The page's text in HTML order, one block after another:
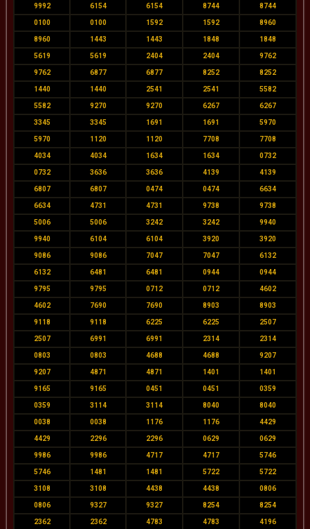
9992 6154 6154 8744 8744
0100 0100 1592 1592 8960
8960 1443 1443 1848 1848
5619 5619 2404 2404 9762
9762 6877 6877 8252 8252
1440 1440 2541 2541 5582
5582 9270 9270 6267 6267
3345 3345 1691 1691 5970
5970 1120 1120 7708 7708
4034 4034 1634 1634 0732
0732 3636 3636 4139 4139
6807 6807 0474 0474 6634
6634 4731 4731 9738 9738
5006 5006 3242 3242 9940
9940 6104 6104 3920 3920
9086 9086 7047 7047 6132
6132 6481 6481 0944 0944
9795 9795 0712 0712 4602
4602 7690 7690 8903 8903
9118 9118 6225 6225 2507
2507 6991 6991 2314 2314
0803 0803 4688 4688 9207
9207 4871 4871 1401 1401
9165 9165 0451 0451 0359
0359 3114 3114 8040 8040
0038 0038 1176 1176 4429
4429 2296 2296 0629 0629
9986 9986 4717 4717 5746
5746 1481 1481 5722 5722
3108 3108 4438 4438 0806
0806 9327 9327 8254 8254
2362 2362 4783 4783 4196